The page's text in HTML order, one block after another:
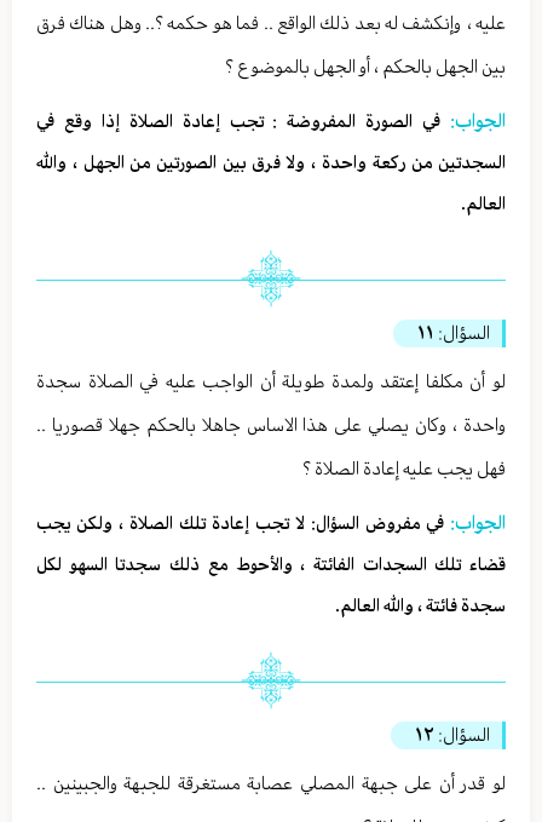
عليه ، وإنكشف له بعد ذلك الواقع .. فما هو حكمه ؟.. وهل هناك فرق
بين الجهل بالحكم ، أو الجهل بالموضوع ؟
الجواب: في الصورة المفروضة : تجب إعادة الصلاة إذا وقع في
السجدتين من ركعة واحدة ، ولا فرق بين الصورتين من الجهل ، والله
العالم.
السؤال: ١١
لو أن مكلفا إعتقد ولمدة طويلة أن الواجب عليه في الصلاة سجدة
واحدة ، وكان يصلي على هذا الاساس جاهلا بالحكم جهلا قصوريا ..
فهل يجب عليه إعادة الصلاة ؟
الجواب: في مفروض السؤال: لا تجب إعادة تلك الصلاة ، ولكن يجب
قضاء تلك السجدات الفائتة ، والأحوط مع ذلك سجدتا السهو لكل
سجدة فائتة ، والله العالم.
السؤال: ١٢
لو قدر أن على جبهة المصلي عصابة مستغرقة للجبهة والجبينين ..